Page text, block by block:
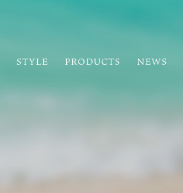
STYLE PRODUCTS NEWS